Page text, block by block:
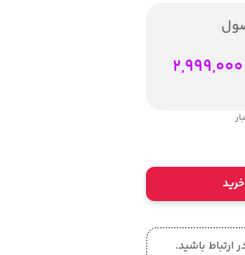
2,999,000
ارتباط باشید.